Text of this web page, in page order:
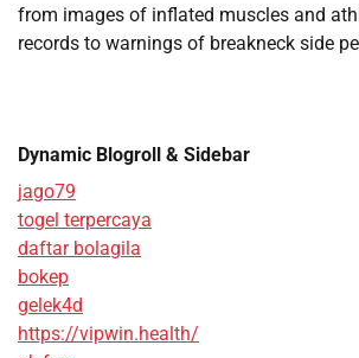
from images of inflated muscles and
records to warnings of breakneck side
Dynamic Blogroll & Sidebar
jago79
togel terpercaya
daftar bolagila
bokep
gelek4d
https://vipwin.health/